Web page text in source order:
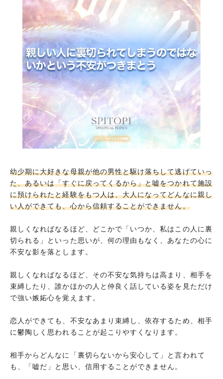
幼少期に大好きな母親が他の男性と駆け落ちして逃げていっ
た、あるいは「すぐに戻ってくるから」と嘘をつかれて施設
に預けられたと経験をもつ人は、大人になってどんなに親し
い人ができても、心から信頼することができません。
親しくなればなるほど、どこかで「いつか、私はこの人に裏
切られる」といった思いが、何の理由もなく、あなたの心に
不安な影を落とします。
親しくなればなるほど、その不安な気持ちは高まり、相手を
束縛したり、誰かほかの人と仲良く話している姿を見ただけ
で強い嫉妬心を覚えます。
恋人ができても、不安なあまり束縛し、依存するため、相手
に鬱陶しく思われることが起こりやすくなります。
相手からどんなに「裏切らないから安心して」と言われて
も、「嘘だ」と思い、信用することができません。